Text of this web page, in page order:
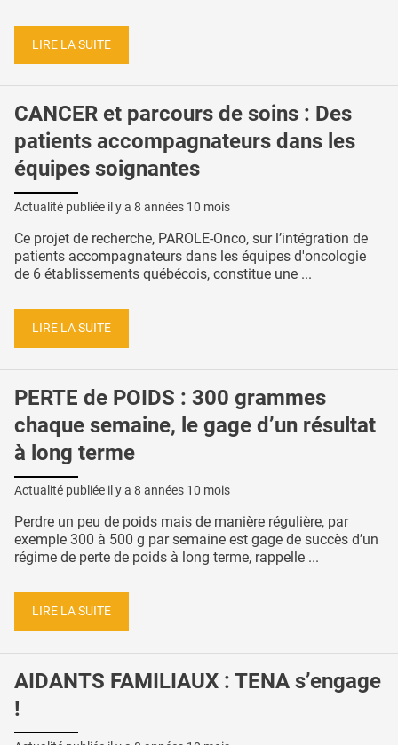
LIRE LA SUITE
CANCER et parcours de soins : Des
patients accompagnateurs dans les
équipes soignantes
Actualité publiée il y a 8 années 10 mois
Ce projet de recherche, PAROLE-Onco, sur l’intégration de
patients accompagnateurs dans les équipes d'oncologie
de 6 établissements québécois, constitue une ...
LIRE LA SUITE
PERTE de POIDS : 300 grammes
chaque semaine, le gage d’un résultat
à long terme
Actualité publiée il y a 8 années 10 mois
Perdre un peu de poids mais de manière régulière, par
exemple 300 à 500 g par semaine est gage de succès d’un
régime de perte de poids à long terme, rappelle ...
LIRE LA SUITE
AIDANTS FAMILIAUX : TENA s’engage
!